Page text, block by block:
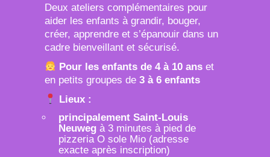
Deux ateliers complémentaires pour
aider les enfants à grandir, bouger,
créer, apprendre et s’épanouir dans un
cadre bienveillant et sécurisé.
Pour les enfants de 4 à 10 ans et
en petits groupes de 3 à 6 enfants
Lieux :
principalement Saint-Louis
Neuweg à 3 minutes à pied de
pizzeria O sole Mio (adresse
exacte après inscription)